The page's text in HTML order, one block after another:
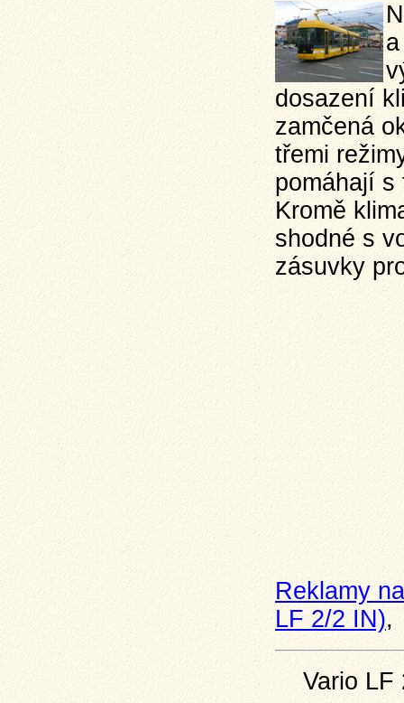
dosazení
zamčená
třemi
pomáhají s
Kromě
shodné s
zásuvky
Reklamy
LF 2/2 IN),
Vario LF